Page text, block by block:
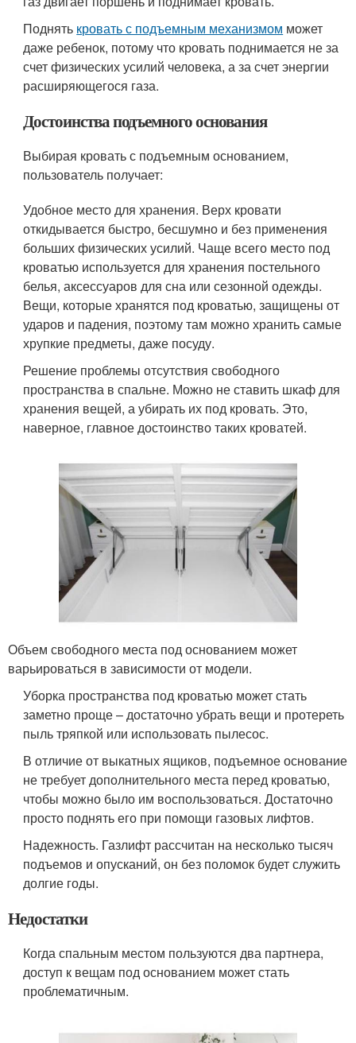
Поднять кровать с подъемным механизмом может
даже ребенок, потому что кровать поднимается не за
счет физических усилий человека, а за счет энергии
расширяющегося газа.
Достоинства подъемного основания
Выбирая кровать с подъемным основанием,
пользователь получает:
Удобное место для хранения. Верх кровати
откидывается быстро, бесшумно и без применения
больших физических усилий. Чаще всего место под
кроватью используется для хранения постельного
белья, аксессуаров для сна или сезонной одежды.
Вещи, которые хранятся под кроватью, защищены от
ударов и падения, поэтому там можно хранить самые
хрупкие предметы, даже посуду.
Решение проблемы отсутствия свободного
пространства в спальне. Можно не ставить шкаф для
хранения вещей, а убирать их под кровать. Это,
наверное, главное достоинство таких кроватей.
Объем свободного места под основанием может
варьироваться в зависимости от модели.
Уборка пространства под кроватью может стать
заметно проще – достаточно убрать вещи и протереть
пыль тряпкой или использовать пылесос.
В отличие от выкатных ящиков, подъемное основание
не требует дополнительного места перед кроватью,
чтобы можно было им воспользоваться. Достаточно
просто поднять его при помощи газовых лифтов.
Надежность. Газлифт рассчитан на несколько тысяч
подъемов и опусканий, он без поломок будет служить
долгие годы.
Недостатки
Когда спальным местом пользуются два партнера,
доступ к вещам под основанием может стать
проблематичным.